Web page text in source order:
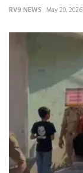
RV9 NEWS May 20, 2026